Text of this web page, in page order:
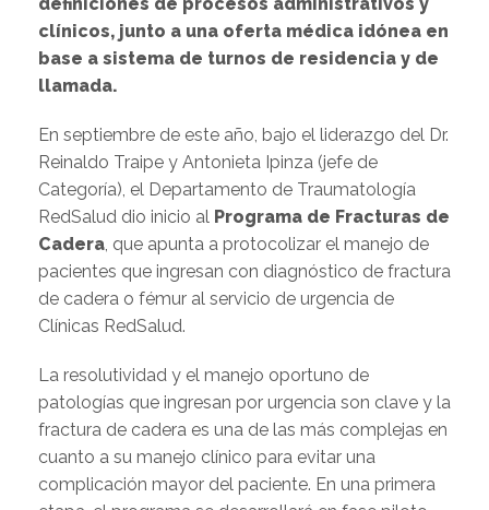
clínicos, junto a una oferta médica idónea en
base a sistema de turnos de residencia y de
llamada.
En septiembre de este año, bajo el liderazgo del Dr.
Reinaldo Traipe y Antonieta Ipinza (jefe de
Categoría), el Departamento de Traumatología
RedSalud dio inicio al Programa de Fracturas de
Cadera, que apunta a protocolizar el manejo de
pacientes que ingresan con diagnóstico de fractura
de cadera o fémur al servicio de urgencia de
Clínicas RedSalud.
La resolutividad y el manejo oportuno de
patologías que ingresan por urgencia son clave y la
fractura de cadera es una de las más complejas en
cuanto a su manejo clínico para evitar una
complicación mayor del paciente. En una primera